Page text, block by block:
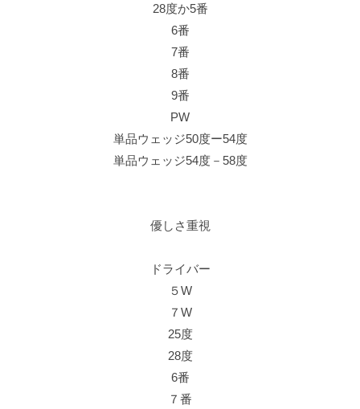
28度か5番
6番
7番
8番
9番
PW
単品ウェッジ50度ー54度
単品ウェッジ54度－58度
優しさ重視
ドライバー
５W
７W
25度
28度
6番
７番